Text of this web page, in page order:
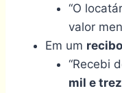
“O
valor
Em um
“Recebi
mil e